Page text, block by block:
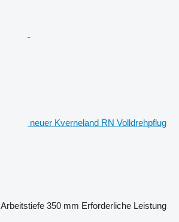
neuer Kverneland RN Volldrehpflug
Arbeitstiefe 350 mm Erforderliche Leistung